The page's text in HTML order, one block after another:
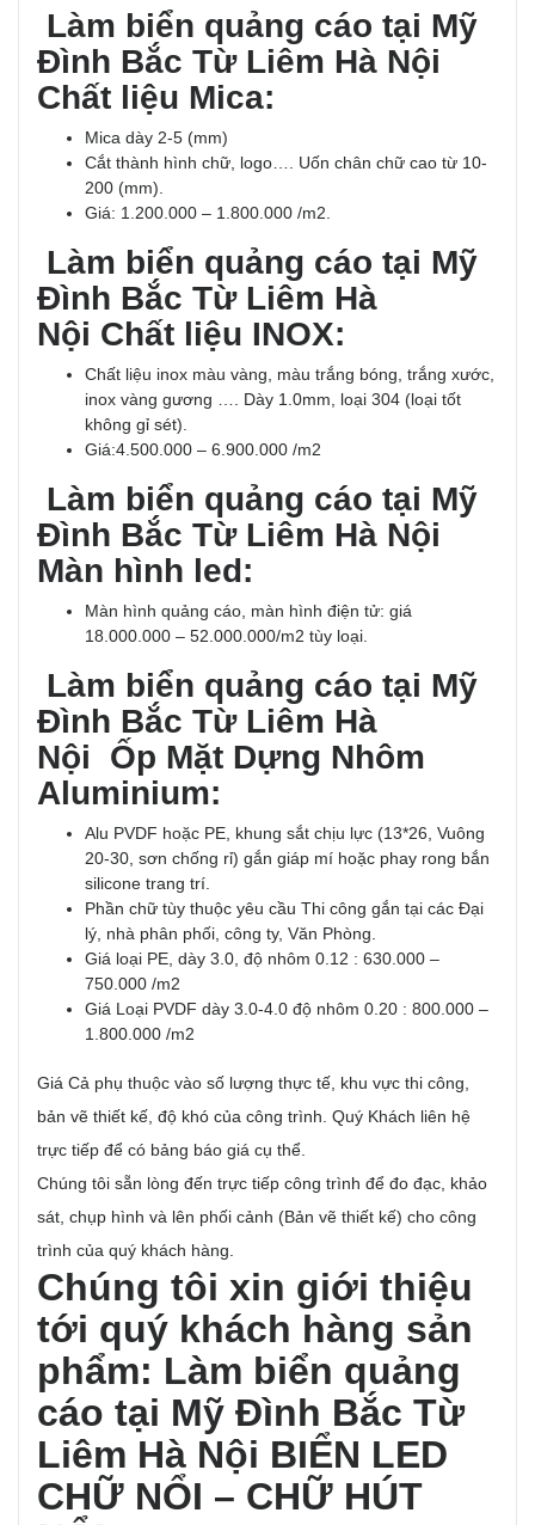
Làm biển quảng cáo tại Mỹ
Đình Bắc Từ Liêm Hà Nội
Chất liệu Mica:
Mica dày 2-5 (mm)
Cắt thành hình chữ, logo…. Uốn chân chữ cao từ 10-
200 (mm).
Giá: 1.200.000 – 1.800.000 /m2.
Làm biển quảng cáo tại Mỹ
Đình Bắc Từ Liêm Hà
Nội Chất liệu INOX:
Chất liệu inox màu vàng, màu trắng bóng, trắng xước,
inox vàng gương …. Dày 1.0mm, loại 304 (loại tốt
không gỉ sét).
Giá:4.500.000 – 6.900.000 /m2
Làm biển quảng cáo tại Mỹ
Đình Bắc Từ Liêm Hà Nội
Màn hình led:
Màn hình quảng cáo, màn hình điện tử: giá
18.000.000 – 52.000.000/m2 tùy loại.
Làm biển quảng cáo tại Mỹ
Đình Bắc Từ Liêm Hà
Nội Ốp Mặt Dựng Nhôm
Aluminium:
Alu PVDF hoặc PE, khung sắt chịu lực (13*26, Vuông
20-30, sơn chống rỉ) gắn giáp mí hoặc phay rong bắn
silicone trang trí.
Phần chữ tùy thuộc yêu cầu Thi công gắn tại các Đại
lý, nhà phân phối, công ty, Văn Phòng.
Giá loại PE, dày 3.0, độ nhôm 0.12 : 630.000 –
750.000 /m2
Giá Loại PVDF dày 3.0-4.0 độ nhôm 0.20 : 800.000 –
1.800.000 /m2
Giá Cả phụ thuộc vào số lượng thực tế, khu vực thi công,
bản vẽ thiết kế, độ khó của công trình. Quý Khách liên hệ
trực tiếp để có bảng báo giá cụ thể.
Chúng tôi sẵn lòng đến trực tiếp công trình để đo đạc, khảo
sát, chụp hình và lên phối cảnh (Bản vẽ thiết kế) cho công
trình của quý khách hàng.
Chúng tôi xin giới thiệu
tới quý khách hàng sản
phẩm: Làm biển quảng
cáo tại Mỹ Đình Bắc Từ
Liêm Hà Nội BIỂN LED
CHỮ NỔI – CHỮ HÚT